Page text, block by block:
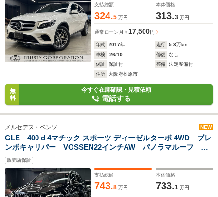
ーダーセーフティPKG 360度カメラ
支払総額
324.5 万円
本体価格
313.3 万円
通常ローン 月々 17,500円
年式 2017年 走行 5.3万km
車検
'26/10 修復
なし
保証
保証付 整備
法定整備付
住所
大阪府松原市
無
料
今すぐ在庫確認・見積依頼
電話する
メルセデス・ベンツ NEW
GLE 400 d 4マチック スポーツ ディーゼルターボ 4WD ブレ
ンボキャリパー VOSSEN22インチAW パノラマルーフ ブ
ルメスターサウンド パナメリカーナグリル 本革シート ベ
ンチレーター シートヒーター 温冷機能付きカップホルダ
ー HUD 純正グリル有り
販売店保証
支払総額
743.8 万円
本体価格
733.1 万円